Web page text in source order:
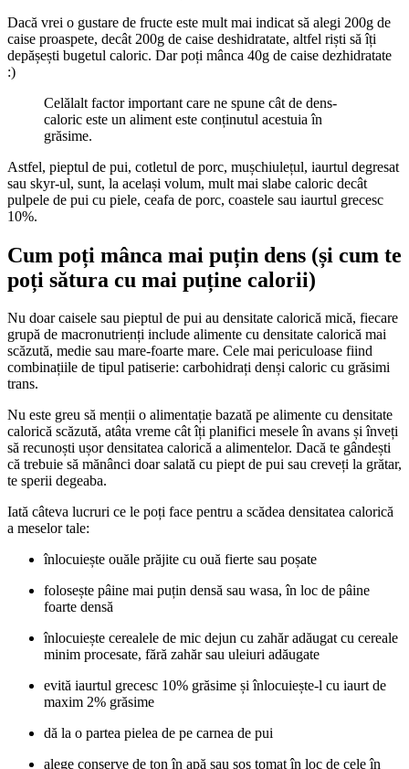
Dacă vrei o gustare de fructe este mult mai indicat să alegi 200g de
caise proaspete, decât 200g de caise deshidratate, altfel riști să îți
depășești bugetul caloric. Dar poți mânca 40g de caise dezhidratate
:)
Celălalt factor important care ne spune cât de dens-
caloric este un aliment este conținutul acestuia în
grăsime.
Astfel, pieptul de pui, cotletul de porc, mușchiulețul, iaurtul degresat
sau skyr-ul, sunt, la același volum, mult mai slabe caloric decât
pulpele de pui cu piele, ceafa de porc, coastele sau iaurtul grecesc
10%.
Cum poți mânca mai puțin dens (și cum te
poți sătura cu mai puține calorii)
Nu doar caisele sau pieptul de pui au densitate calorică mică, fiecare
grupă de macronutrienți include alimente cu densitate calorică mai
scăzută, medie sau mare-foarte mare. Cele mai periculoase fiind
combinațiile de tipul patiserie: carbohidrați denși caloric cu grăsimi
trans.
Nu este greu să menții o alimentație bazată pe alimente cu densitate
calorică scăzută, atâta vreme cât îți planifici mesele în avans și înveți
să recunoști ușor densitatea calorică a alimentelor. Dacă te gândești
că trebuie să mănânci doar salată cu piept de pui sau creveți la grătar,
te sperii degeaba.
Iată câteva lucruri ce le poți face pentru a scădea densitatea calorică
a meselor tale:
înlocuiește ouăle prăjite cu ouă fierte sau poșate
folosește pâine mai puțin densă sau wasa, în loc de pâine
foarte densă
înlocuiește cerealele de mic dejun cu zahăr adăugat cu cereale
minim procesate, fără zahăr sau uleiuri adăugate
evită iaurtul grecesc 10% grăsime și înlocuiește-l cu iaurt de
maxim 2% grăsime
dă la o partea pielea de pe carnea de pui
alege conserve de ton în apă sau sos tomat în loc de cele în